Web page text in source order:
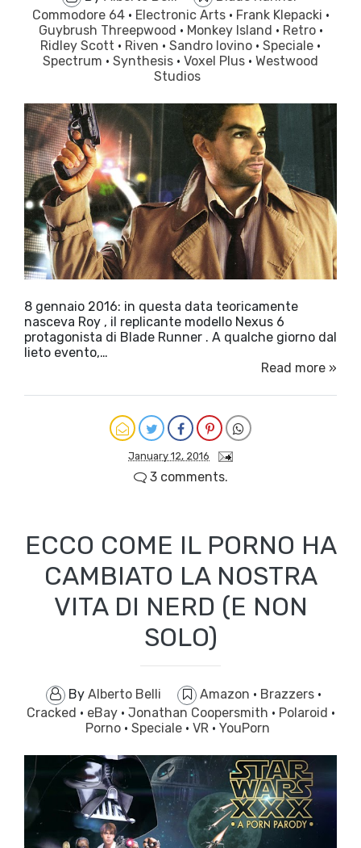
Commodore 64 · Electronic Arts · Frank Klepacki ·
Guybrush Threepwood · Monkey Island · Retro ·
Ridley Scott · Riven · Sandro Iovino · Speciale ·
Spectrum · Synthesis · Voxel Plus · Westwood
Studios
8 gennaio 2016: in questa data teoricamente
nasceva Roy , il replicante modello Nexus 6
protagonista di Blade Runner . A qualche giorno dal
lieto evento,…
Read more »
January 12, 2016
3 comments.
ECCO COME IL PORNO HA
CAMBIATO LA NOSTRA
VITA DI NERD (E NON
SOLO)
By Alberto Belli Amazon · Brazzers ·
Cracked · eBay · Jonathan Coopersmith · Polaroid ·
Porno · Speciale · VR · YouPorn